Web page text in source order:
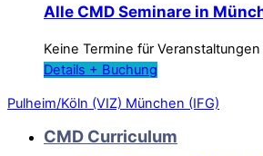
Alle CMD Seminare in
Keine Termine für
Details + Buchung
Pulheim/Köln (VIZ) München (IFG)
CMD Curriculum